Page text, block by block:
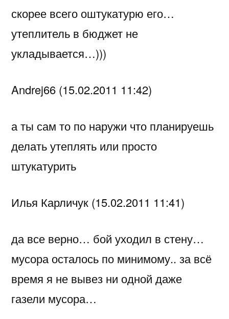
скорее всего оштукатурю его…
утеплитель в бюджет не
укладывается…)))
Andrej66 (15.02.2011 11:42)
а ты сам то по наружи что планируешь
делать утеплять или просто
штукатурить
Илья Карличук (15.02.2011 11:41)
да все верно… бой уходил в стену…
мусора осталось по минимому.. за всё
время я не вывез ни одной даже
газели мусора…